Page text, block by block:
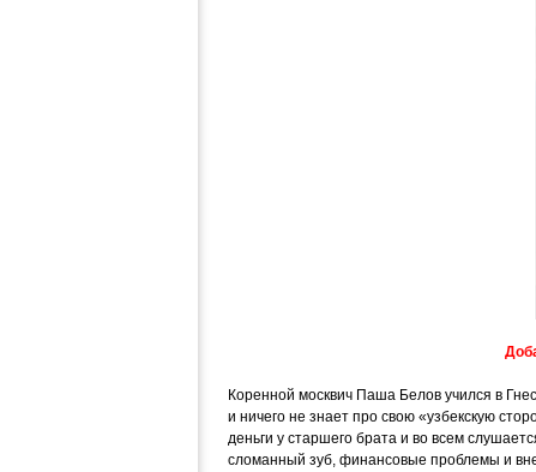
Коренной москвич Паша Белов учился в
и ничего не знает про свою «узбекскую
деньги у старшего брата и во всем
сломанный зуб, финансовые проблемы и